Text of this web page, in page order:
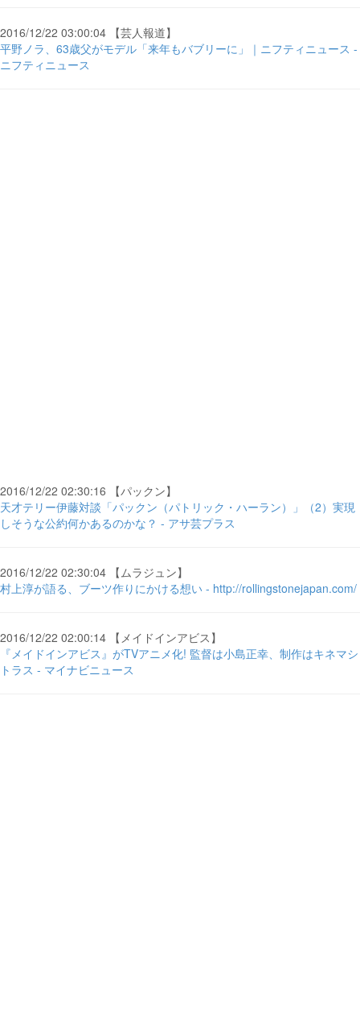
2016/12/22 03:00:04 【芸人報道】
平野ノラ、63歳父がモデル「来年もバブリーに」｜ニフティニュース -
ニフティニュース
2016/12/22 02:30:16 【パックン】
天才テリー伊藤対談「パックン（パトリック・ハーラン）」（2）実現
しそうな公約何かあるのかな？ - アサ芸プラス
2016/12/22 02:30:04 【ムラジュン】
村上淳が語る、ブーツ作りにかける想い - http://rollingstonejapan.com/
2016/12/22 02:00:14 【メイドインアビス】
『メイドインアビス』がTVアニメ化! 監督は小島正幸、制作はキネマシ
トラス - マイナビニュース